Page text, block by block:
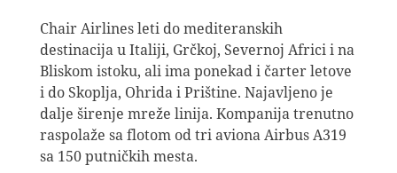
Chair Airlines leti do mediteranskih
destinacija u Italiji, Grčkoj, Severnoj Africi i na
Bliskom istoku, ali ima ponekad i čarter letove
i do Skoplja, Ohrida i Prištine. Najavljeno je
dalje širenje mreže linija. Kompanija trenutno
raspolaže sa flotom od tri aviona Airbus A319
sa 150 putničkih mesta.